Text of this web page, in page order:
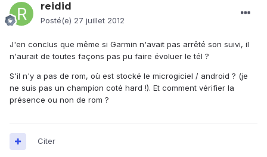
reidid
Posté(e) 27 juillet 2012
J'en conclus que même si Garmin n'avait pas arrêté son suivi, il
n'aurait de toutes façons pas pu faire évoluer le tél ?
S'il n'y a pas de rom, où est stocké le microgiciel / android ? (je
ne suis pas un champion coté hard !). Et comment vérifier la
présence ou non de rom ?
Citer